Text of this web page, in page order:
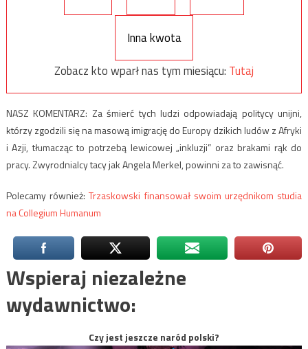
Inna kwota
Zobacz kto wparł nas tym miesiącu: Tutaj
NASZ KOMENTARZ: Za śmierć tych ludzi odpowiadają politycy unijni,
którzy zgodzili się na masową imigrację do Europy dzikich ludów z Afryki
i Azji, tłumacząc to potrzebą lewicowej „inkluzji” oraz brakami rąk do
pracy. Zwyrodnialcy tacy jak Angela Merkel, powinni za to zawisnąć.
Polecamy również:Trzaskowski finansował swoim urzędnikom studia
na Collegium Humanum
Wspieraj niezależne
wydawnictwo:
Czy jest jeszcze naród polski?